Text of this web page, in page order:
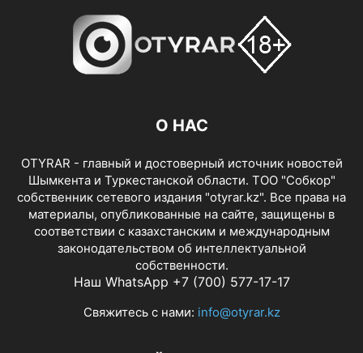
О НАС
OTYRAR - главный и достоверный источник новостей
Шымкента и Туркестанской области. ТОО "Собкор"
собственник сетевого издания "otyrar.kz". Все права на
материалы, опубликованные на сайте, защищены в
соответствии с казахстанским и международным
законодательством об интеллектуальной
собственности.
Наш WhatsApp +7 (700) 577-17-17
Свяжитесь с нами: info@otyrar.kz